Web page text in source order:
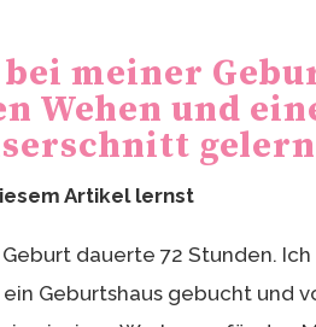
n
meiner
Wehen und
Artikel lernst
dauerte 72 Stunden.
Geburtshaus gebucht und